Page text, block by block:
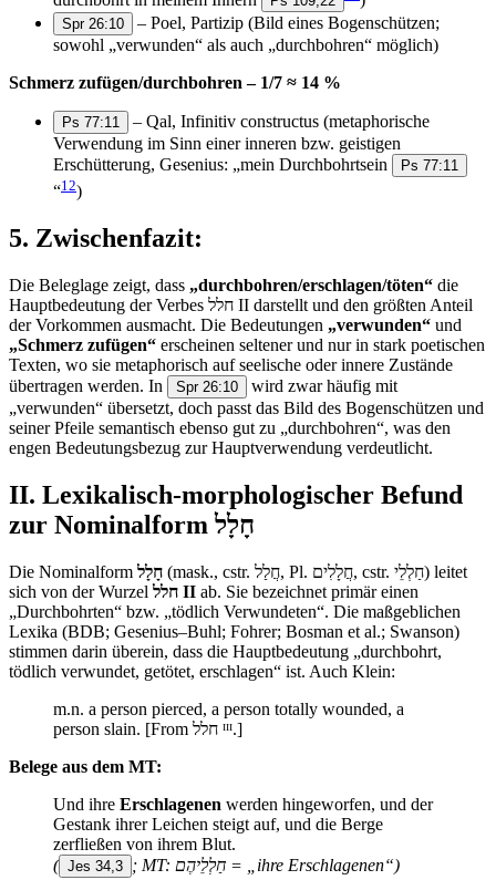
Spr 26:10
– Poel, Partizip (Bild eines Bogenschützen;
sowohl „verwunden“ als auch „durchbohren“ möglich)
Schmerz zufügen/durchbohren – 1/7 ≈ 14 %
Ps 77:11
– Qal, Infinitiv constructus (metaphorische
Verwendung im Sinn einer inneren bzw. geistigen
Erschütterung, Gesenius: „mein Durchbohrtsein
Ps 77:11
“12)
5. Zwischenfazit:
Die Beleglage zeigt, dass „durchbohren/erschlagen/töten“ die
Hauptbedeutung der Verbes חלל II darstellt und den größten Anteil
der Vorkommen ausmacht. Die Bedeutungen „verwunden“ und
„Schmerz zufügen“ erscheinen seltener und nur in stark poetischen
Texten, wo sie metaphorisch auf seelische oder innere Zustände
übertragen werden. In
Spr 26:10
wird zwar häufig mit
„verwunden“ übersetzt, doch passt das Bild des Bogenschützen und
seiner Pfeile semantisch ebenso gut zu „durchbohren“, was den
engen Bedeutungsbezug zur Hauptverwendung verdeutlicht.
II. Lexikalisch-morphologischer Befund
zur Nominalformחָלָל
Die Nominalform חָלָל (mask., cstr. חֲלַל, Pl. חֲלָלִים, cstr. חַלְלֵי) leitet
sich von der Wurzel
חלל II ab. Sie bezeichnet primär einen
„Durchbohrten“ bzw. „tödlich Verwundeten“. Die maßgeblichen
Lexika (BDB; Gesenius–Buhl; Fohrer; Bosman et al.; Swanson)
stimmen darin überein, dass die Hauptbedeutung „durchbohrt,
tödlich verwundet, getötet, erschlagen“ ist. Auch Klein:
m.n. a person pierced, a person totally wounded, a
person slain. [From חלל ᴵᴵᴵ.]
Belege aus dem MT:
Und ihre Erschlagenen werden hingeworfen, und der
Gestank ihrer Leichen steigt auf, und die Berge
zerfließen von ihrem Blut.
( Jes 34,3 ; MT: חַלְלֵיהֶם = „ihre Erschlagenen“)